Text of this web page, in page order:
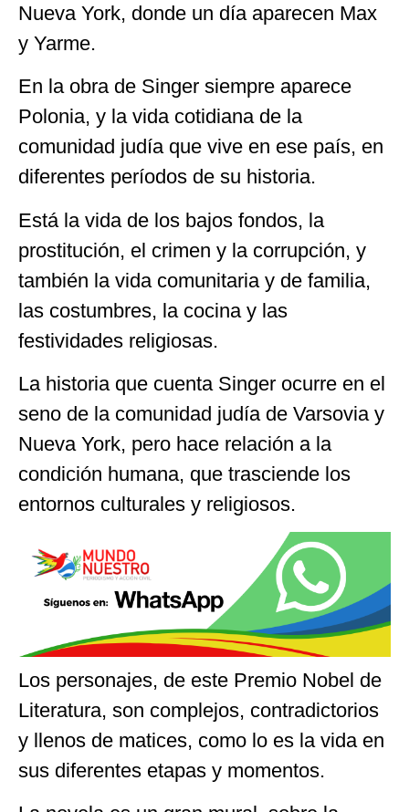
Nueva York, donde un día aparecen Max
y Yarme.
En la obra de Singer siempre aparece
Polonia, y la vida cotidiana de la
comunidad judía que vive en ese país, en
diferentes períodos de su historia.
Está la vida de los bajos fondos, la
prostitución, el crimen y la corrupción, y
también la vida comunitaria y de familia,
las costumbres, la cocina y las
festividades religiosas.
La historia que cuenta Singer ocurre en el
seno de la comunidad judía de Varsovia y
Nueva York, pero hace relación a la
condición humana, que trasciende los
entornos culturales y religiosos.
Los personajes, de este Premio Nobel de
Literatura, son complejos, contradictorios
y llenos de matices, como lo es la vida en
sus diferentes etapas y momentos.